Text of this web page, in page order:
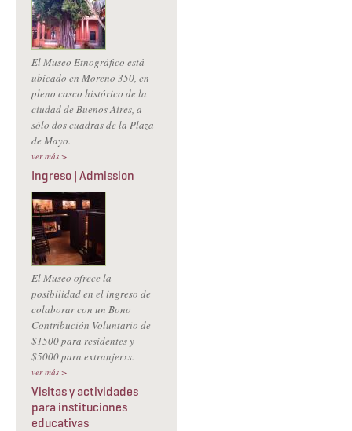
El Museo Etnográfico está
ubicado en Moreno 350, en
pleno casco histórico de la
ciudad de Buenos Aires, a
sólo dos cuadras de la Plaza
de Mayo.
ver más >
Ingreso | Admission
El Museo ofrece la
posibilidad en el ingreso de
colaborar con un Bono
Contribución Voluntario de
$1500 para residentes y
$5000 para extranjerxs.
ver más >
Visitas y actividades
para instituciones
educativas